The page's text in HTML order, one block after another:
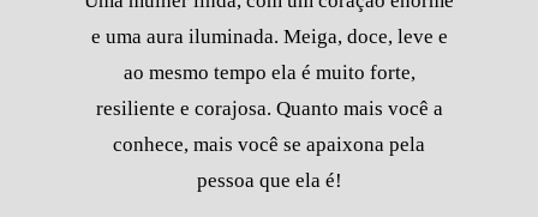
e uma aura iluminada. Meiga, doce, leve e
ao mesmo tempo ela é muito forte,
resiliente e corajosa. Quanto mais você a
conhece, mais você se apaixona pela
pessoa que ela é!